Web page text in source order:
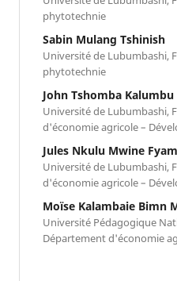
phytotechnie
Sabin Mulang Tshinish
Université de Lubumbashi,
phytotechnie
John Tshomba Kalumbu
Université de Lubumbashi,
d'économie agricole –
Jules Nkulu Mwine
Université de Lubumbashi,
d'économie agricole –
Moïse Kalambaie Bimn
Université Pédagogique
Département d'économie